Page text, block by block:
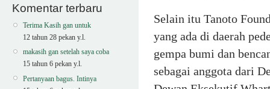
Komentar terbaru
Terima Kasih gan untuk
12 tahun 28 pekan y.l.
makasih gan setelah saya coba
15 tahun 6 pekan y.l.
Pertanyaan bagus. Intinya
Selain itu Tanoto
yang ada di daerah
gempa bumi dan
sebagai anggota dari